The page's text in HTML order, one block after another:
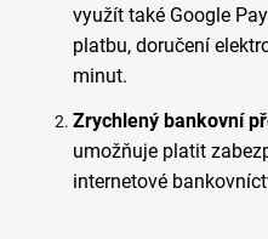
využít také Google
platbu, doručení
minut.
Zrychlený bankovní
umožňuje platit
internetové